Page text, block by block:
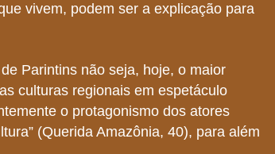
vivem, podem ser a explicação para
Parintins não seja, hoje, o maior
culturas regionais em espetáculo
o protagonismo dos atores
(Querida Amazônia, 40), para além